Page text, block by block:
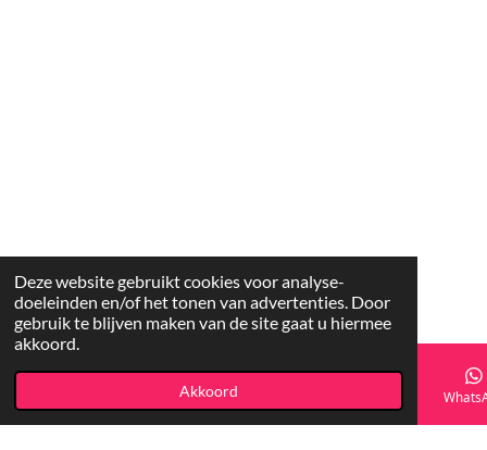
Deze website gebruikt cookies voor analyse-
doeleinden en/of het tonen van advertenties. Door
gebruik te blijven maken van de site gaat u hiermee
akkoord.
Akkoord